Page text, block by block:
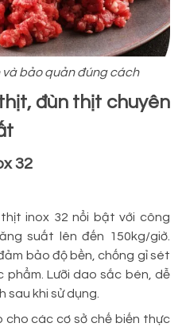
và bảo quản đúng cách
đùn thịt chuyên
32
inox 32 nổi bật với công
suất lên đến 150kg/giờ.
bảo độ bền, chống gỉ sét
phẩm. Lưỡi dao sắc bén, dễ
sau khi sử dụng.
cho các cơ sở chế biến thực